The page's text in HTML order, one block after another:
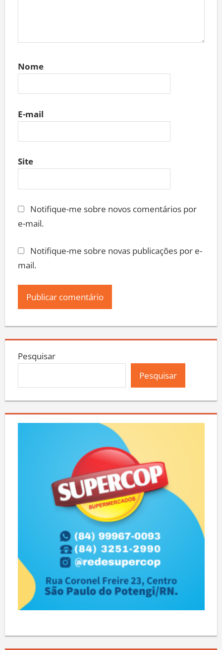
Nome
E-mail
Site
Notifique-me sobre novos comentários por
e-mail.
Notifique-me sobre novas publicações por e-
mail.
Pesquisar
Pesquisar